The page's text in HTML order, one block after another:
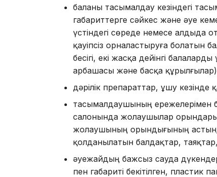
баланы тасымалдау кезіндегі
габариттерге сәйкес және әуе
үстіндегі сөреде немесе
қауіпсіз орналастыруға болатын
бесігі, екі жасқа дейінгі
арбашасы және басқа
дәрілік препараттар, ұшу кезінде
тасымалдаушының ережелерімен
салонында жолаушылар
жолаушының орындығының
қолданылатын балдақтар,
әуежайдың бажсыз сауда
пен габариті бекітілген,